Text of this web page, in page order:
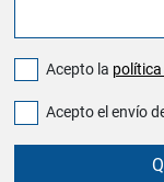
Acepto la
Acepto el envío